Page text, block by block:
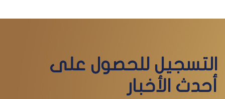
التسجيل للحصول على
أحدث الأخبار